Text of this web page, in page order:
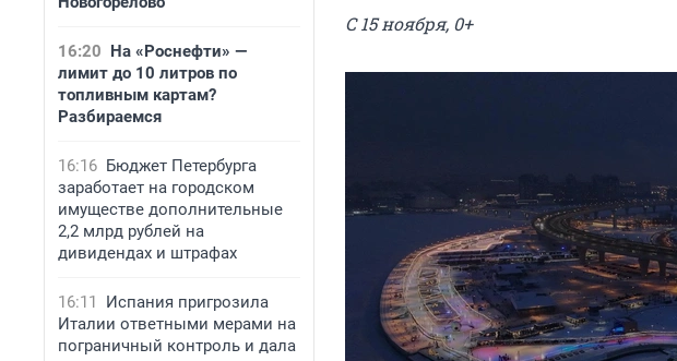
16:20 На «Роснефти» —
лимит до 10 литров по
топливным картам?
Разбираемся
16:16 Бюджет Петербурга
заработает на городском
имуществе дополнительные
2,2 млрд рублей на
дивидендах и штрафах
16:11
Испания пригрозила
Италии ответными мерами на
пограничный контроль и дала
С 15 ноября, 0+